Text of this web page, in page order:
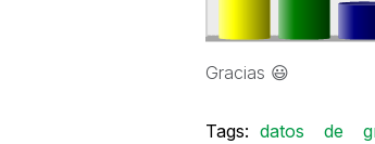
Gracias 😃
Tags: datos de